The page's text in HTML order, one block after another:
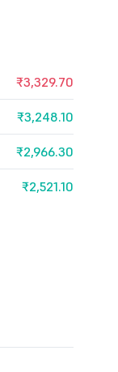
₹3,329.70
₹3,248.10
₹2,966.30
₹2,521.10